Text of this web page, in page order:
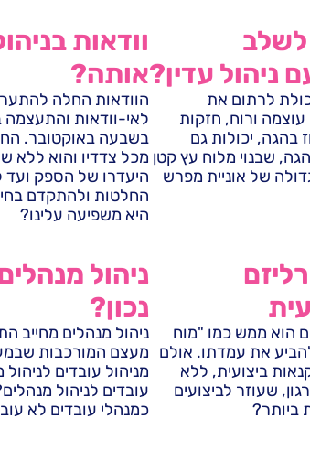
לשלב
ניהול עדין?
לרתום את
ורוח, חזקות
בהגה, יכולות גם
שבנוי מלוח עץ קטן
של אוניית מפרש
וודאות
אותה?
הוודאות החלה
לאי-וודאות
בשבעה באוקטובר.
מכל צדדיו והוא ללא
היעדרו של הספק
החלטות ולהתקדם
היא משפיעה עלינו?
הוא ממש כמו "מוח
את עמדתו. אולם
ביצועית, ללא
שעוזר לביצועים
ביותר?
ניהול
נכון?
ניהול מנהלים מחייב
מעצם המורכבות
מניהול עובדים
עובדים לניהול
כמנהלי עובדים לא